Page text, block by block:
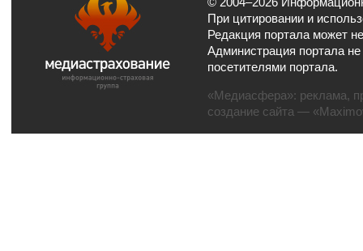
При цитировании и
Редакция портала может
Администрация портала
посетителями портала.
«Медиасфера»: реклама,
создание сайта —